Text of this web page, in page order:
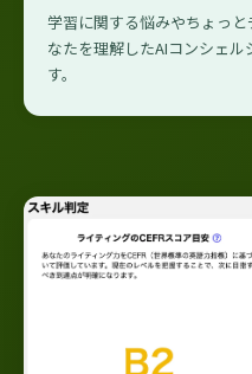
学習に関する悩みやちょっ
なたを理解したAIコンシェ
す。